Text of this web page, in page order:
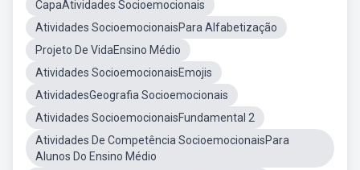
CapaAtividades Socioemocionais
Atividades SocioemocionaisPara Alfabetização
Projeto De VidaEnsino Médio
Atividades SocioemocionaisEmojis
AtividadesGeografia Socioemocionais
Atividades SocioemocionaisFundamental 2
Atividades De Competência SocioemocionaisPara
Alunos Do Ensino Médio